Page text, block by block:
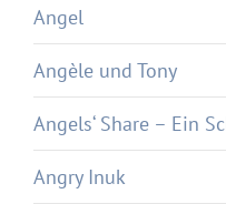
Angel
Angèle und Tony
Angels‘ Share – Ein
Angry Inuk